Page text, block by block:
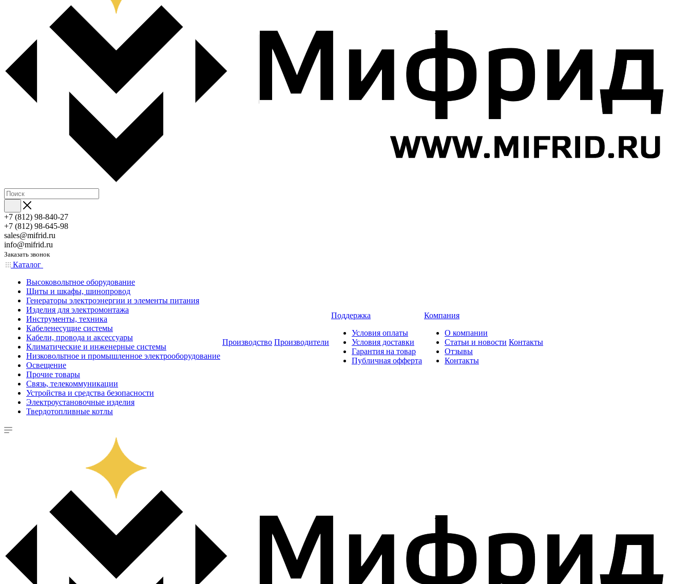
+7 (812) 98-840-27
+7 (812) 98-645-98
sales@mifrid.ru
info@mifrid.ru
Заказать звонок
Каталог
Высоковольтное оборудование
Щиты и шкафы, шинопровод
Генераторы электроэнергии и элементы питания
Изделия для электромонтажа
Инструменты, техника
Кабеленесущие системы
Кабели, провода и аксессуары
Климатические и инженерные системы
Низковольтное и промышленное электрооборудование
Освещение
Прочие товары
Связь, телекоммуникации
Устройства и средства безопасности
Электроустановочные изделия
Твердотопливные котлы
Производство Производители
Поддержка
Условия оплаты
Условия доставки
Гарантия на товар
Публичная офферта
Компания
О компании
Статьи и новости
Отзывы
Контакты
Контакты